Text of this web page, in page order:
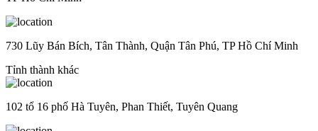
730 Lũy Bán Bích, Tân Thành, Quận Tân Phú, TP Hồ Chí Minh
Tỉnh thành khác
102 tổ 16 phố Hà Tuyên, Phan Thiết, Tuyên Quang